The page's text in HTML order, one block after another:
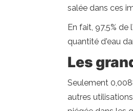
salée dans ces
En fait, 97,5%
quantité d'eau
Les
Seulement
autres